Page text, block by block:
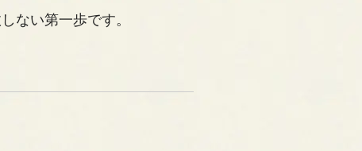
ない第一歩です。